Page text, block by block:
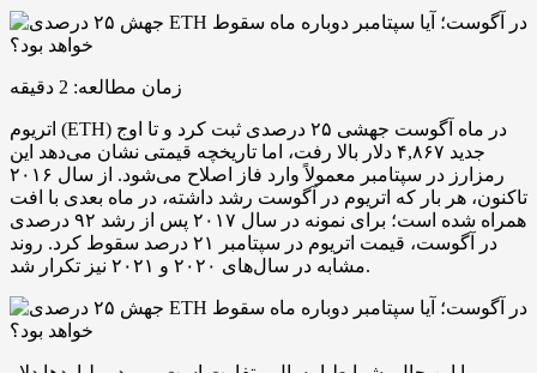
زمان مطالعه: 2 دقیقه
اتریوم (ETH) در ماه آگوست جهشی ۲۵ درصدی ثبت کرد و تا اوج
جدید ۴,۸۶۷ دلار بالا رفت، اما تاریخچه قیمتی نشان می‌دهد این
رمزارز در سپتامبر معمولاً وارد فاز اصلاح می‌شود. از سال ۲۰۱۶
تاکنون، هر بار که اتریوم در آگوست رشد داشته، در ماه بعدی با افت
همراه شده است؛ برای نمونه در سال ۲۰۱۷ پس از رشد ۹۲ درصدی
در آگوست، قیمت اتریوم در سپتامبر ۲۱ درصد سقوط کرد. روند
مشابه در سال‌های ۲۰۲۰ و ۲۰۲۱ نیز تکرار شد.